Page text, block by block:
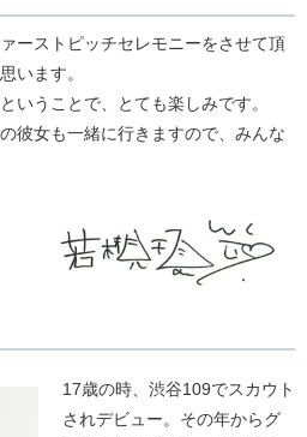
ーストピッチセレモニーをさせて頂
います。
いうことで、とても楽しみです。
彼女も一緒に行きますので、みんな
17歳の時、渋谷109でスカウト
されデビュー。その年からグ